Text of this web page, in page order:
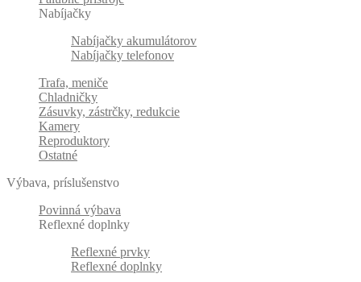
Nabíjačky
Nabíjačky akumulátorov
Nabíjačky telefonov
Trafa, meniče
Chladničky
Zásuvky, zástrčky, redukcie
Kamery
Reproduktory
Ostatné
Výbava, príslušenstvo
Povinná výbava
Reflexné doplnky
Reflexné prvky
Reflexné doplnky